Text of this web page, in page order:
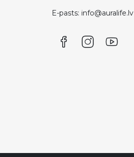
E-pasts: info@auralife.lv